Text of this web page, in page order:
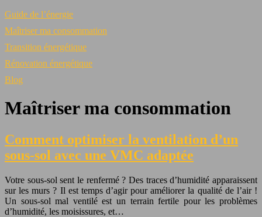
Guide de l’énergie
Maîtriser ma consommation
Transition énergétique
Rénovation énergétique
Blog
Maîtriser ma consommation
Comment optimiser la ventilation d’un
sous-sol avec une VMC adaptée
Votre sous-sol sent le renfermé ? Des traces d’humidité apparaissent
sur les murs ? Il est temps d’agir pour améliorer la qualité de l’air !
Un sous-sol mal ventilé est un terrain fertile pour les problèmes
d’humidité, les moisissures, et…